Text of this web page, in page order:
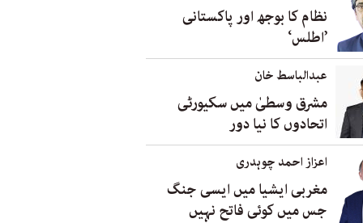
نظام کا بوجھ اور پاکستانی
’اطلس‘
عبدالباسط خان
مشرق وسطیٰ میں سکیورٹی
اتحادوں کا نیا دور
اعزاز احمد چوہدری
مغربی ایشیا میں ایسی جنگ
جس میں کوئی فاتح نہیں